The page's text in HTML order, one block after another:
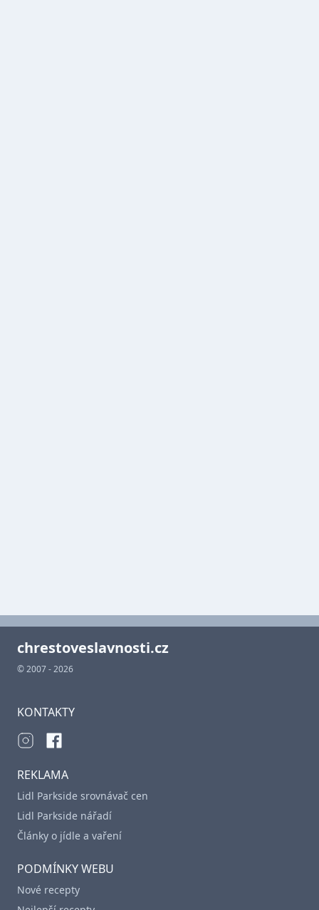
chrestoveslavnosti.cz
© 2007 - 2026
KONTAKTY
REKLAMA
Lidl Parkside srovnávač cen
Lidl Parkside nářadí
Články o jídle a vaření
PODMÍNKY WEBU
Nové recepty